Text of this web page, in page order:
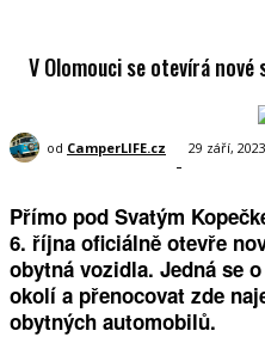
V Olomouci se otevírá
od CamperLIFE.cz
-
29 září, 2023
Přímo pod Svatým
6. října oficiálně otevře
obytná vozidla. Jedná se
okolí a přenocovat zde
obytných automobilů.